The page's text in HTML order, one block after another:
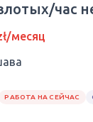
час
месяц
РАБОТА НА СЕЙЧАС